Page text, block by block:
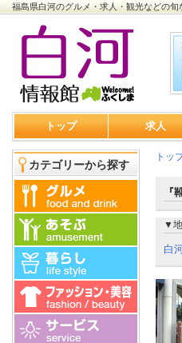
福島県白河のグルメ・求人・観光などの
トップ 求人
カテゴリーから探す
トッ
▼
白